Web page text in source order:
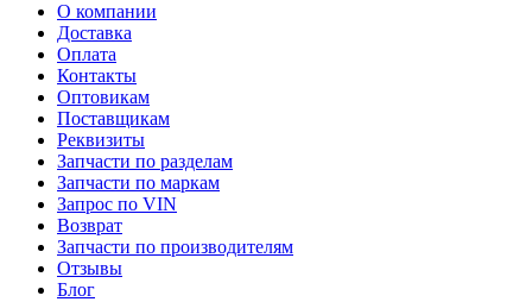
О компании
Доставка
Оплата
Контакты
Оптовикам
Поставщикам
Реквизиты
Запчасти по разделам
Запчасти по маркам
Запрос по VIN
Возврат
Запчасти по производителям
Отзывы
Блог